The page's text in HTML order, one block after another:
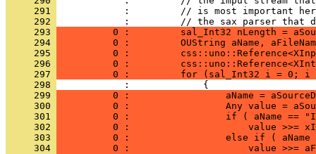
     291
     292
     293
0 :         sal_Int32 nLength =
     294
0 :         OUString aName,
     295
0 :
     296
0 :
     297
0 :         for (sal_Int32 i = 0; i
     298
     299
0 :                 aName =
     300
0 :                 Any value =
     301
0 :                 if ( aName ==
     302
0 :                     value >>=
     303
0 :                 else if ( aName
     304
0 :                     value >>=